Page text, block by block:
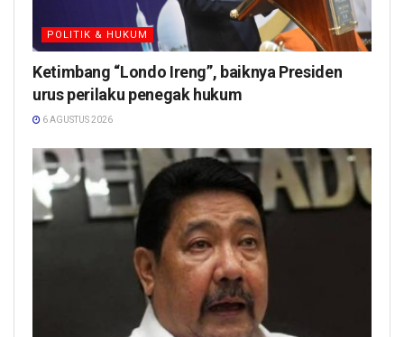
POLITIK & HUKUM
Ketimbang “Londo Ireng”, baiknya Presiden
urus perilaku penegak hukum
6 AGUSTUS 2026